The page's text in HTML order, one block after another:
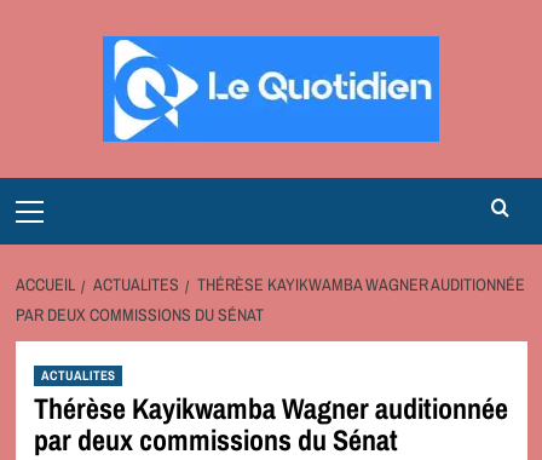
Menu
ACCUEIL ACTUALITES
THÉRÈSE KAYIKWAMBA WAGNER AUDITIONNÉE
PAR DEUX COMMISSIONS DU SÉNAT
ACTUALITES
Thérèse Kayikwamba Wagner auditionnée
par deux commissions du Sénat